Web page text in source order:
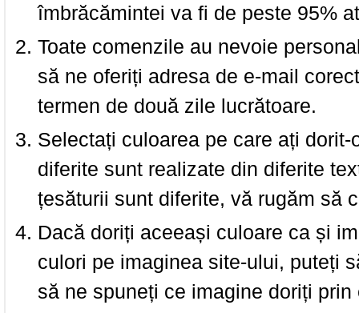
îmbrăcămintei va fi de peste 95%
Toate comenzile au nevoie
să ne oferiți adresa de e-mail
termen de două zile lucrătoare.
Selectați culoarea pe care ați
diferite sunt realizate din diferite
țesăturii sunt diferite, vă rugăm să
Dacă doriți aceeași culoare ca și
culori pe imaginea site-ului, puteți
să ne spuneți ce imagine doriți prin